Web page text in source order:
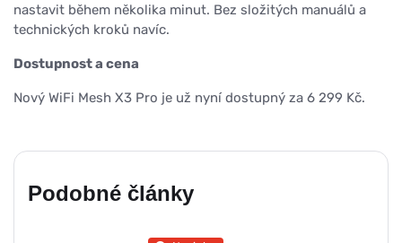
nastavit během několika minut. Bez složitých manuálů a
technických kroků navíc.
Dostupnost a cena
Nový WiFi Mesh X3 Pro je už nyní dostupný za 6 299 Kč.
Podobné články